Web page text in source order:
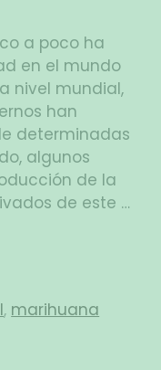
a poco ha
en el mundo
nivel mundial,
han
determinadas
algunos
de la
de este …
, marihuana